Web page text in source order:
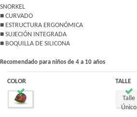
SNORKEL
■ CURVADO
■ ESTRUCTURA ERGONÓMICA
■ SUJECIÓN INTEGRADA
■ BOQUILLA DE SILICONA
Recomendado para niños de 4 a 10 años
COLOR TALLE
Talle
Único